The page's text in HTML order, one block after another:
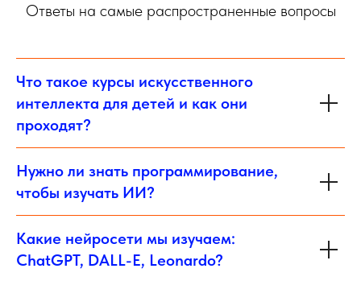
Ответы на самые распространенные вопросы
Что такое курсы искусственного
интеллекта для детей и как они
проходят?
Нужно ли знать программирование,
чтобы изучать ИИ?
Какие нейросети мы изучаем:
ChatGPT, DALL-E, Leonardo?